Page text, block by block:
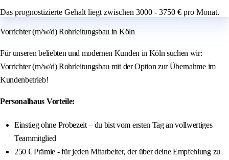
Das prognostizierte Gehalt liegt zwischen 3000 - 3750 € pro Monat.
Vorrichter (m/w/d) Rohrleitungsbau in Köln
Für unseren beliebten und modernen Kunden in Köln suchen wir:
Vorrichter (m/w/d) Rohrleitungsbau mit der Option zur Übernahme im
Kundenbetrieb!
Personalhaus Vorteile:
Einstieg ohne Probezeit – du bist vom ersten Tag an vollwertiges
Teammitglied
250 € Prämie - für jeden Mitarbeiter, der über deine Empfehlung zu